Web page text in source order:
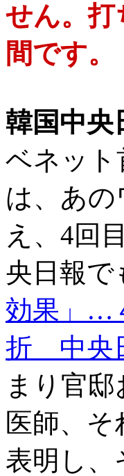
せん。打
間です。
韓国中央
ベネット
は、あ
え、4回
央日報で
効果」…
折 中央
まり官
医師、
表明し